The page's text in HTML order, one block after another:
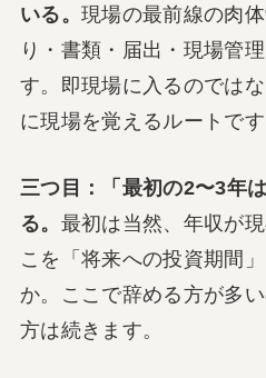
いる。 現場の最前線の肉
り・書類・届出・現場管
す。即現場に入るのでは
に現場を覚えるルートです
三つ目：「最初の2〜3年
る。 最初は当然、年収が
こを「将来への投資期間
か。ここで辞める方が多
方は続きます。